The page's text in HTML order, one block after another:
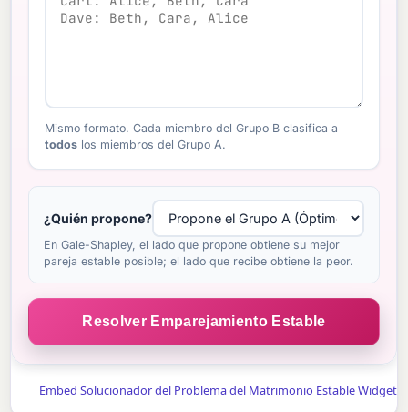
Mismo formato. Cada miembro del Grupo B clasifica a
todos los miembros del Grupo A.
¿Quién propone?
En Gale-Shapley, el lado que propone obtiene su mejor
pareja estable posible; el lado que recibe obtiene la peor.
Resolver Emparejamiento Estable
Embed Solucionador del Problema del Matrimonio Estable Widget